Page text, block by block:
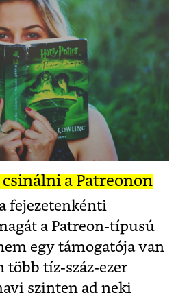
a Patreonon
fejezetenkénti
a Patreon-típusú
egy támogatója van
több tíz-száz-ezer
szinten ad neki